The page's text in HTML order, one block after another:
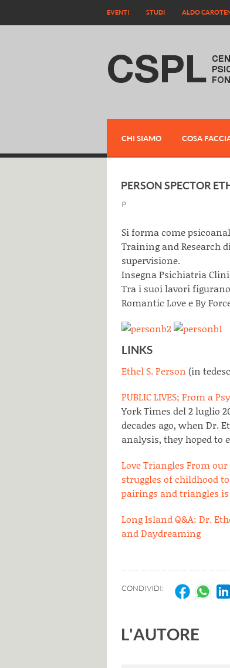
EVENTI STUDI ALDO
CHI SIAMO COSA
PERSON SPECTOR
P
Si forma come
Training and Research
supervisione.
Insegna Psichiatria
Tra i suoi lavori
Romantic Love e By
LINKS
Ethel S. Person (in
PUBLIC LIVES; From a
York Times del 2 luglio
decades ago, when Dr.
analysis, they hoped to
Love Triangles From
struggles of childhood
pairings and triangles is
Long Island Q&A: Dr.
and Daydreaming
CONDIVIDI:
L'AUTORE